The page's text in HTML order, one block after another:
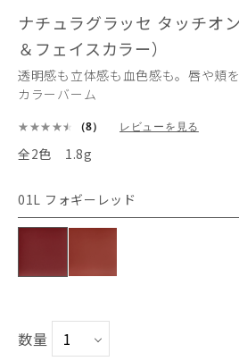
ナチュラグラッセ タッチオ
＆フェイスカラー）
透明感も立体感も血色感も。唇や頬
カラーバーム
数量
（8） レビューを見る
全2色 1.8g
01L フォギーレッド